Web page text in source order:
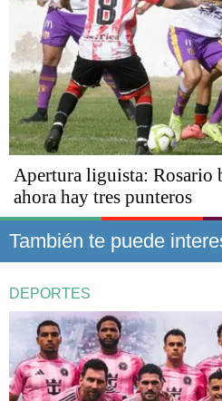
Apertura liguista: Rosario
ahora hay tres punteros
También te puede
DEPORTES